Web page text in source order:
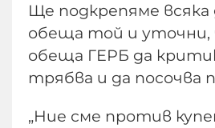
Ще подкрепяме всяка
обеща той и уточни,
обеща ГЕРБ да
трябва и да посочва
„Ние сме против